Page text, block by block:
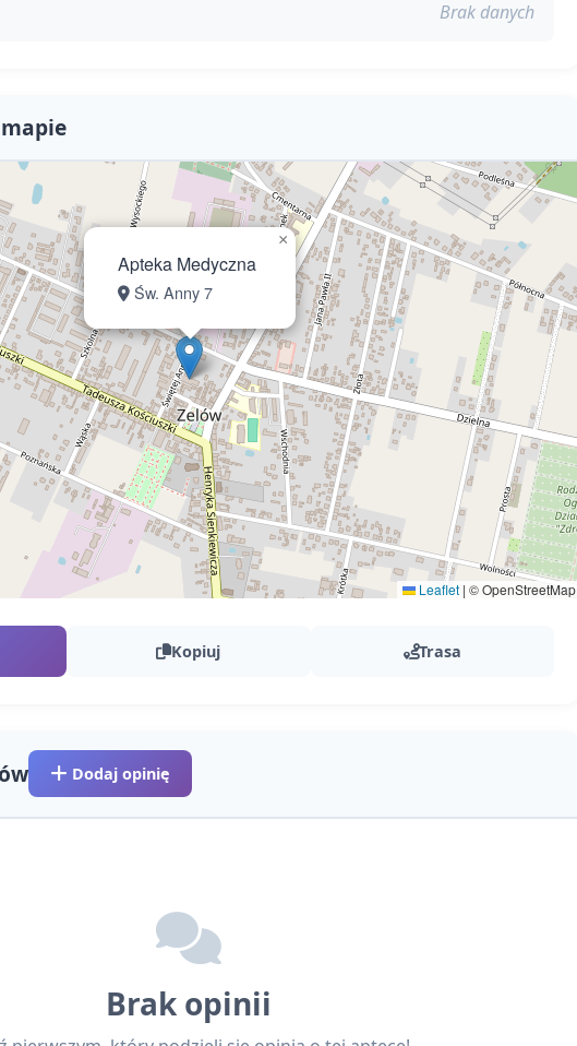
Brak danych
Apteka Medyczna
Św. Anny 7
×
Leaflet | © OpenStreetMap
Kopiuj Trasa
Dodaj opinię
Brak opinii